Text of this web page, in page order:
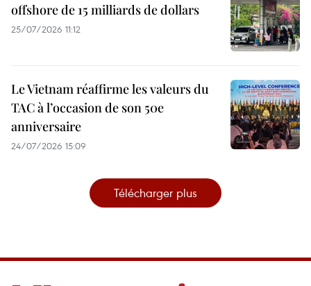
offshore de 15 milliards de dollars
25/07/2026 11:12
Le Vietnam réaffirme les valeurs du
TAC à l’occasion de son 50e
anniversaire
24/07/2026 15:09
Télécharger plus